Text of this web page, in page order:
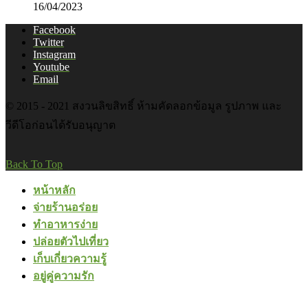
16/04/2023
Facebook
Twitter
Instagram
Youtube
Email
© 2015 - 2021 สงวนลิขสิทธิ์ ห้ามคัดลอกข้อมูล รูปภาพ และ
วีดีโอก่อนได้รับอนุญาต
Back To Top
หน้าหลัก
จ่ายร้านอร่อย
ทำอาหารง่าย
ปล่อยตัวไปเที่ยว
เก็บเกี่ยวความรู้
อยู่คู่ความรัก